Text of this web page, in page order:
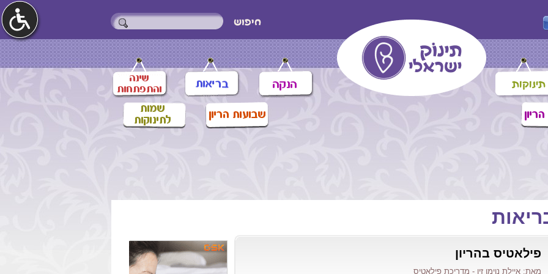
פילאטיס בהריון
מאת: איילת נוימן זיו - מדריכת פילאטיס